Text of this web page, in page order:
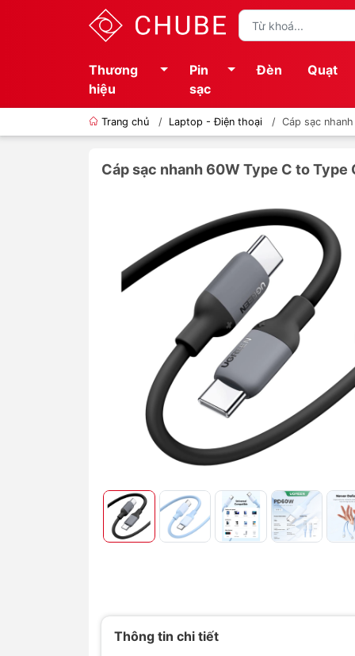
Thương
hiệu
Pin
sạc
Đèn Quạt
Trang chủ / Laptop - Điện thoại / Cáp sạc
Cáp sạc nhanh 60W Type C to Type
Thông tin chi tiết